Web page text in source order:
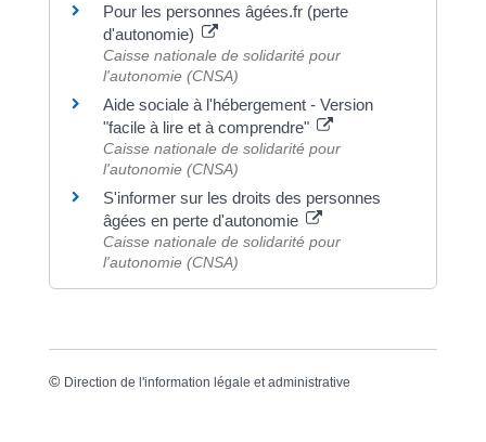
Pour les personnes âgées.fr (perte
d'autonomie)
Caisse nationale de solidarité pour
l'autonomie (CNSA)
Aide sociale à l'hébergement - Version
"facile à lire et à comprendre"
Caisse nationale de solidarité pour
l'autonomie (CNSA)
S'informer sur les droits des personnes
âgées en perte d'autonomie
Caisse nationale de solidarité pour
l'autonomie (CNSA)
© Direction de l'information légale et administrative